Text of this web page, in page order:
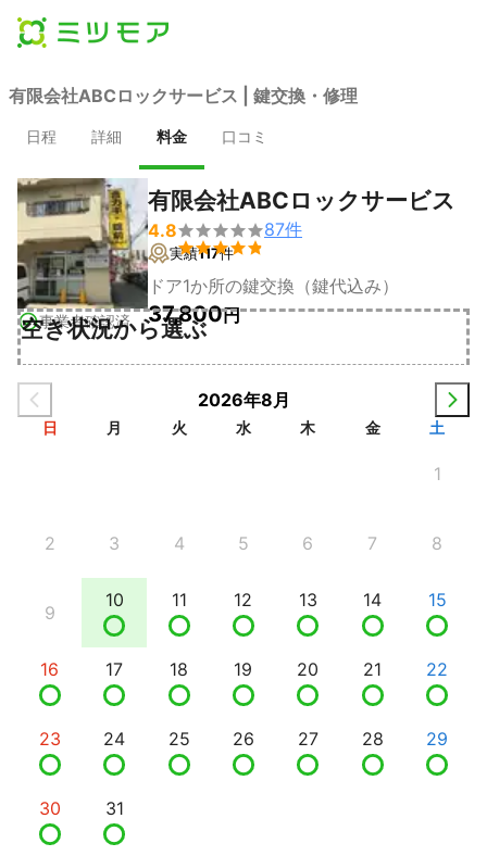
有限会社ABCロックサービス | 鍵交換・修理
日程 詳細 料金 口コミ
事業者確認済
有限会社ABCロックサービス
4.8

87件
実績117件
ドア1か所の鍵交換（鍵代込み）
37,800円
空き状況から選ぶ
2026年8月
日 月 火 水 木 金 土
1
2 3 4 5 6 7 8
9
10 11 12 13 14 15
16 17 18 19 20 21 22
23 24 25 26 27 28 29
30 31